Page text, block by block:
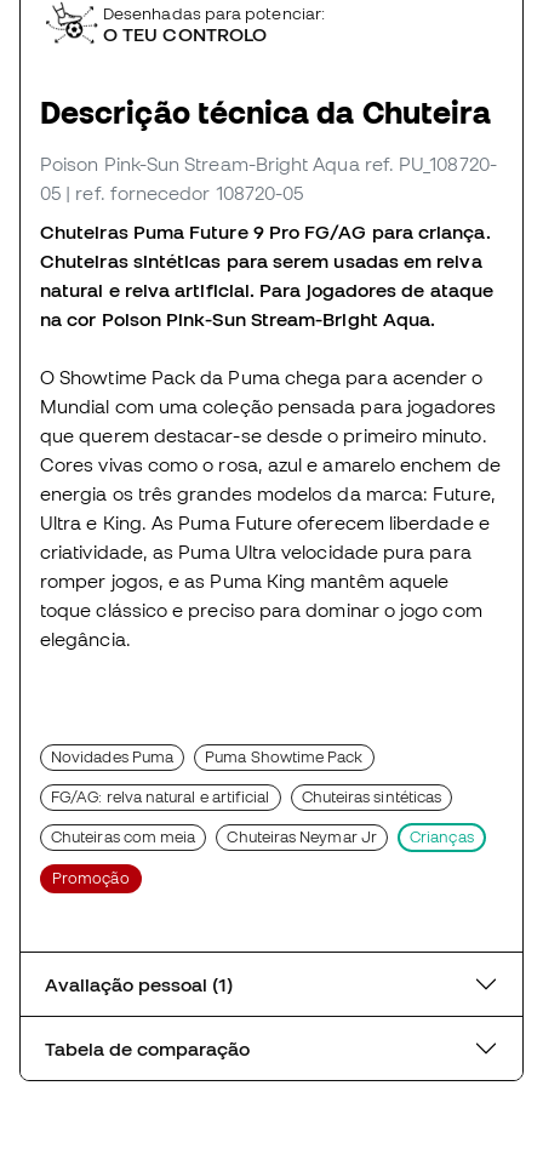
Desenhadas para potenciar:
O TEU CONTROLO
Descrição técnica da Chuteira
Poison Pink-Sun Stream-Bright Aqua ref. PU_108720-
05 | ref. fornecedor 108720-05
Chuteiras Puma Future 9 Pro FG/AG para criança.
Chuteiras sintéticas para serem usadas em relva
natural e relva artificial. Para jogadores de ataque
na cor Poison Pink-Sun Stream-Bright Aqua.
O Showtime Pack da Puma chega para acender o
Mundial com uma coleção pensada para jogadores
que querem destacar-se desde o primeiro minuto.
Cores vivas como o rosa, azul e amarelo enchem de
energia os três grandes modelos da marca: Future,
Ultra e King. As Puma Future oferecem liberdade e
criatividade, as Puma Ultra velocidade pura para
romper jogos, e as Puma King mantêm aquele
toque clássico e preciso para dominar o jogo com
elegância.
Novidades Puma Puma Showtime Pack
FG/AG: relva natural e artificial Chuteiras sintéticas
Chuteiras com meia Chuteiras Neymar Jr Crianças
Promoção
Avaliação pessoal (1)
Tabela de comparação